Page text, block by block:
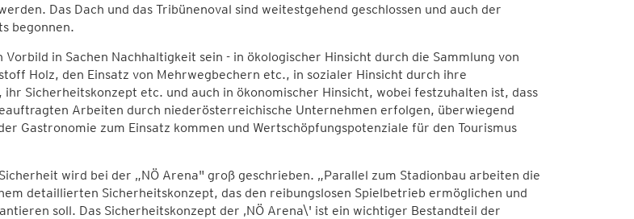
Das Dach und das Tribünenoval sind weitestgehend geschlossen und auch der
begonnen.
Vorbild in Sachen Nachhaltigkeit sein - in ökologischer Hinsicht durch die Sammlung von
Holz, den Einsatz von Mehrwegbechern etc., in sozialer Hinsicht durch ihre
Sicherheitskonzept etc. und auch in ökonomischer Hinsicht, wobei festzuhalten ist, dass
Arbeiten durch niederösterreichische Unternehmen erfolgen, überwiegend
Gastronomie zum Einsatz kommen und Wertschöpfungspotenziale für den Tourismus
wird bei der „NÖ Arena" groß geschrieben. „Parallel zum Stadionbau arbeiten die
detaillierten Sicherheitskonzept, das den reibungslosen Spielbetrieb ermöglichen und
soll. Das Sicherheitskonzept der ‚NÖ Arena\' ist ein wichtiger Bestandteil der